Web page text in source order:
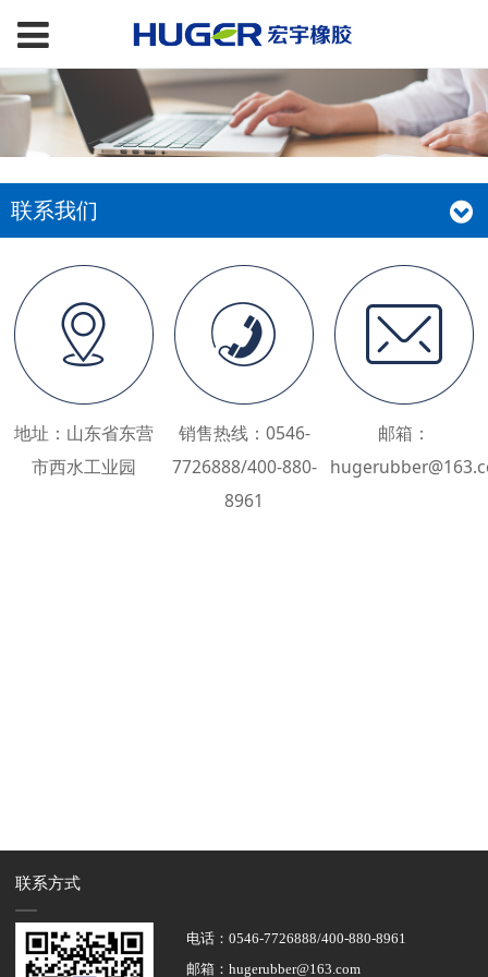
联系我们
地址：山东省东营
市西水工业园
销售热线：0546-
7726888/400-880-
8961
邮箱：
联系方式
电话：0546-7726888/400-880-8961
邮箱：hugerubber@163.com